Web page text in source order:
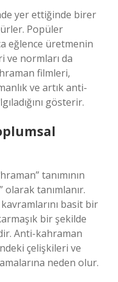
yer ettiğinde birer
Popüler
eğlence üretmenin
normları da
filmleri,
ve artık anti-
gösterir.
tanımının
olarak tanımlanır.
basit bir
bir şekilde
Anti-kahraman
çelişkileri ve
neden olur.